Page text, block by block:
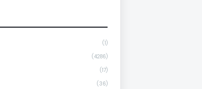
(1)
(4286)
(17)
(36)